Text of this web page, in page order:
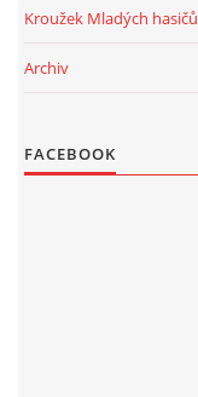
Kroužek Mladých hasičů
Archiv
FACEBOOK